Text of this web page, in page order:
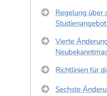
Regelung über
Vierte
Richtlinien für
Sechste